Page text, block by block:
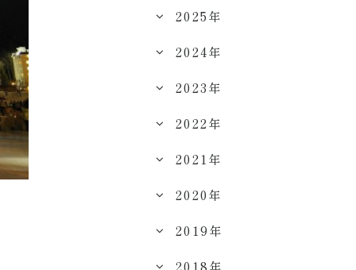
2025年
2024年
2023年
2022年
2021年
2020年
2019年
2018年